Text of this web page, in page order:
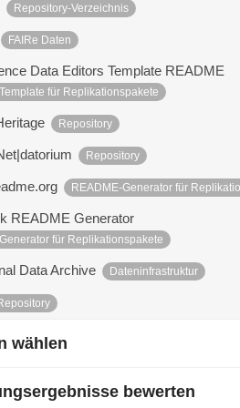
Repository-Verzeichnis
FAIRe Daten
Data Editors Template README
für Replikationspakete
Repository
Repository
README-Generator für
README Generator
für Replikationspakete
Data Archive Dateninfrastruktur
wählen
bewerten